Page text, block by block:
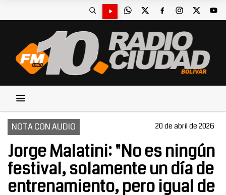
NOTA CON AUDIO 20 de abril de 2026
Jorge Malatini: "No es ningún
festival, solamente un día de
entrenamiento, pero igual de